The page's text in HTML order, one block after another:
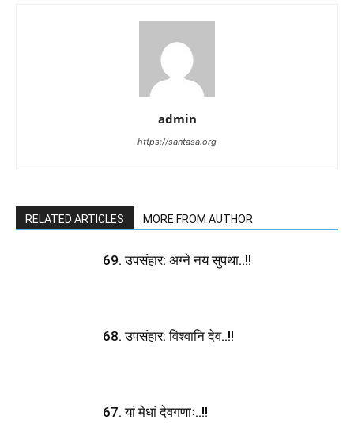
admin
https://santasa.org
RELATED ARTICLES MORE FROM AUTHOR
69. उपसंहार: अग्ने नय सुपथा..!!
68. उपसंहार: विश्वानि देव..!!
67. यां मेधां देवगणाः..!!